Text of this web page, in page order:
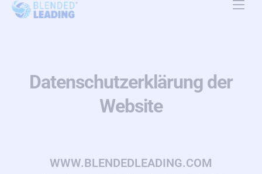
Ressourcen
Datenschutzerklärung der
Website
WWW.BLENDEDLEADING.COM